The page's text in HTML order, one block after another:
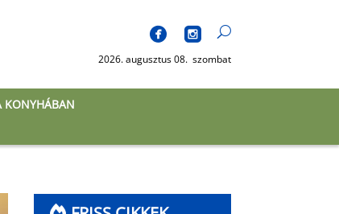
2026. augusztus 08. szombat
KONYHÁBAN